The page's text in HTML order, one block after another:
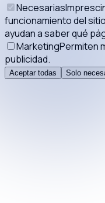
Necesarias
funcionamiento del
ayudan a saber qué
MarketingPermiten
publicidad.
Aceptar todas Solo